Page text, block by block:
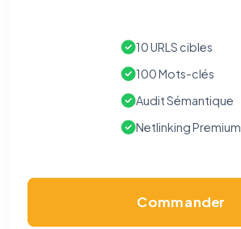
10 URLS cibles
100 Mots-clés
Audit Sémantique
Netlinking Premium
Commander